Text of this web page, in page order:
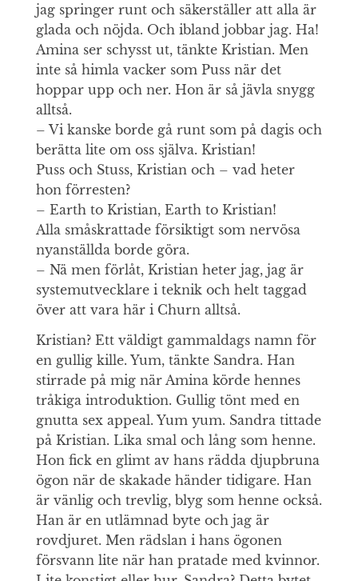
jag springer runt och säkerställer att alla är
glada och nöjda. Och ibland jobbar jag. Ha!
Amina ser schysst ut, tänkte Kristian. Men
inte så himla vacker som Puss när det
hoppar upp och ner. Hon är så jävla snygg
alltså.
– Vi kanske borde gå runt som på dagis och
berätta lite om oss själva. Kristian!
Puss och Stuss, Kristian och – vad heter
hon förresten?
– Earth to Kristian, Earth to Kristian!
Alla småskrattade försiktigt som nervösa
nyanställda borde göra.
– Nä men förlåt, Kristian heter jag, jag är
systemutvecklare i teknik och helt taggad
över att vara här i Churn alltså.
Kristian? Ett väldigt gammaldags namn för
en gullig kille. Yum, tänkte Sandra. Han
stirrade på mig när Amina körde hennes
tråkiga introduktion. Gullig tönt med en
gnutta sex appeal. Yum yum. Sandra tittade
på Kristian. Lika smal och lång som henne.
Hon fick en glimt av hans rädda djupbruna
ögon när de skakade händer tidigare. Han
är vänlig och trevlig, blyg som henne också.
Han är en utlämnad byte och jag är
rovdjuret. Men rädslan i hans ögonen
försvann lite när han pratade med kvinnor.